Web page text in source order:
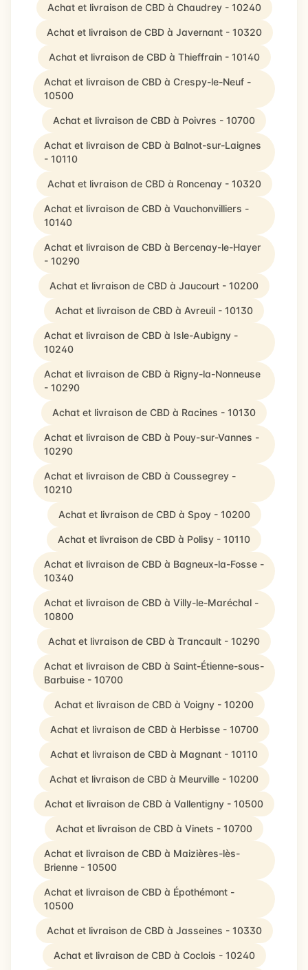
Achat et livraison de CBD à Chaudrey - 10240
Achat et livraison de CBD à Javernant - 10320
Achat et livraison de CBD à Thieffrain - 10140
Achat et livraison de CBD à Crespy-le-Neuf -
10500
Achat et livraison de CBD à Poivres - 10700
Achat et livraison de CBD à Balnot-sur-Laignes
- 10110
Achat et livraison de CBD à Roncenay - 10320
Achat et livraison de CBD à Vauchonvilliers -
10140
Achat et livraison de CBD à Bercenay-le-Hayer
- 10290
Achat et livraison de CBD à Jaucourt - 10200
Achat et livraison de CBD à Avreuil - 10130
Achat et livraison de CBD à Isle-Aubigny -
10240
Achat et livraison de CBD à Rigny-la-Nonneuse
- 10290
Achat et livraison de CBD à Racines - 10130
Achat et livraison de CBD à Pouy-sur-Vannes -
10290
Achat et livraison de CBD à Coussegrey -
10210
Achat et livraison de CBD à Spoy - 10200
Achat et livraison de CBD à Polisy - 10110
Achat et livraison de CBD à Bagneux-la-Fosse -
10340
Achat et livraison de CBD à Villy-le-Maréchal -
10800
Achat et livraison de CBD à Trancault - 10290
Achat et livraison de CBD à Saint-Étienne-sous-
Barbuise - 10700
Achat et livraison de CBD à Voigny - 10200
Achat et livraison de CBD à Herbisse - 10700
Achat et livraison de CBD à Magnant - 10110
Achat et livraison de CBD à Meurville - 10200
Achat et livraison de CBD à Vallentigny - 10500
Achat et livraison de CBD à Vinets - 10700
Achat et livraison de CBD à Maizières-lès-
Brienne - 10500
Achat et livraison de CBD à Épothémont -
10500
Achat et livraison de CBD à Jasseines - 10330
Achat et livraison de CBD à Coclois - 10240